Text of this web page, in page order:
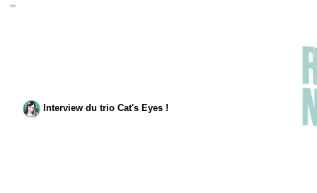
Interview du trio Cat's Eyes !